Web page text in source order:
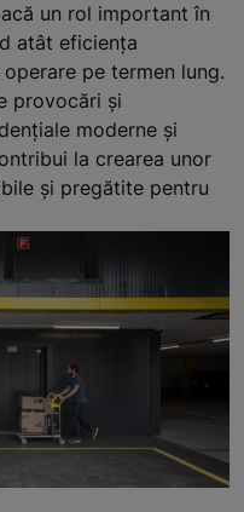
un rol important în
atât eficiența
pe termen lung.
provocări și
moderne și
la crearea unor
și pregătite pentru